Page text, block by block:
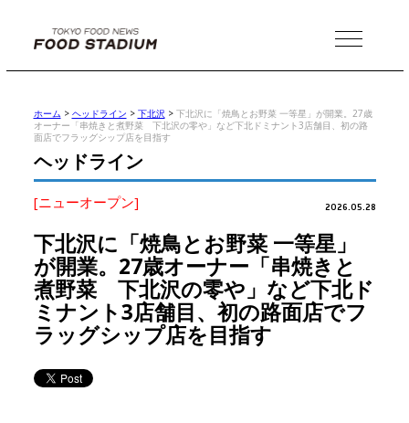
MENU
ホーム > ヘッドライン > 下北沢 > 下北沢に「焼鳥とお野菜 一等星」が開業。27歳
オーナー「串焼きと煮野菜 下北沢の零や」など下北ドミナント3店舗目、初の路
面店でフラッグシップ店を目指す
ヘッドライン
[ニューオープン] 2026.05.28
下北沢に「焼鳥とお野菜 一等星」
が開業。27歳オーナー「串焼きと
煮野菜 下北沢の零や」など下北ド
ミナント3店舗目、初の路面店でフ
ラッグシップ店を目指す